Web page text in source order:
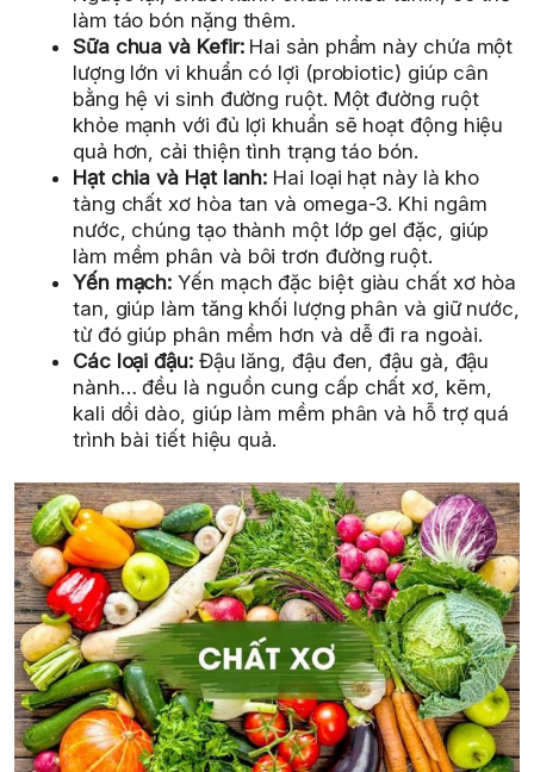
làm táo bón nặng thêm.
Sữa chua và Kefir:Hai sản phẩm này chứa một
lượng lớn vi khuẩn có lợi (probiotic) giúp cân
bằng hệ vi sinh đường ruột. Một đường ruột
khỏe mạnh với đủ lợi khuẩn sẽ hoạt động hiệu
quả hơn, cải thiện tình trạng táo bón.
Hạt chia và Hạt lanh: Hai loại hạt này là kho
tàng chất xơ hòa tan và omega-3. Khi ngâm
nước, chúng tạo thành một lớp gel đặc, giúp
làm mềm phân và bôi trơn đường ruột.
Yến mạch: Yến mạch đặc biệt giàu chất xơ hòa
tan, giúp làm tăng khối lượng phân và giữ nước,
từ đó giúp phân mềm hơn và dễ đi ra ngoài.
Các loại đậu:Đậu lăng, đậu đen, đậu gà, đậu
nành… đều là nguồn cung cấp chất xơ, kẽm,
kali dồi dào, giúp làm mềm phân và hỗ trợ quá
trình bài tiết hiệu quả.